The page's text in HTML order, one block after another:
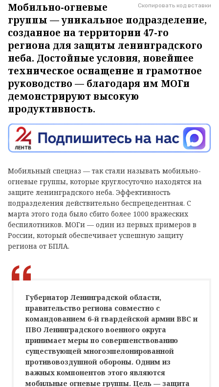
Скопировать код вставки
Мобильно-огневые
группы — уникальное подразделение,
созданное на территории 47-го
региона для защиты ленинградского
неба. Достойные условия, новейшее
техническое оснащение и грамотное
руководство — благодаря им МОГи
демонстрируют высокую
продуктивность.
Мобильный спецназ — так стали называть мобильно-
огневые группы, которые круглосуточно находятся на
защите ленинградского неба. Эффективность
подразделения действительно беспрецедентная. С
марта этого года было сбито более 1000 вражеских
беспилотников. МОГи — один из первых примеров в
России, который обеспечивает успешную защиту
региона от БПЛА.
Губернатор Ленинградской области,
правительство региона совместно с
командованием 6-й гвардейской армии ВВС и
ПВО Ленинградского военного округа
принимает меры по совершенствованию
существующей многоэшелонированной
противовоздушной обороны. Одним из
важных компонентов этого являются
мобильные огневые группы. Цель — защита